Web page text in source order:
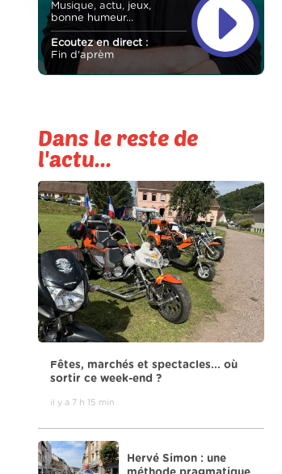
Musique, actu, jeux,
bonne humeur...
Ecoutez en direct :
Fin d'aprèm
Dans le reste de
l'actu...
Fêtes, marchés et spectacles... où
sortir ce week-end ?
il y a 7 h 15 min
Hervé Simon : une